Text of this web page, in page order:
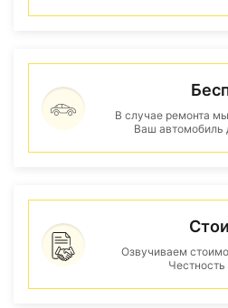
В случае ремонта
Ваш
Озвучиваем
Честность